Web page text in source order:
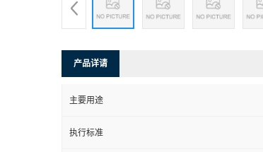
产品详请
主要用途
执行标准